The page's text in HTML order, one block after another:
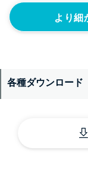
より細
各種ダウンロード